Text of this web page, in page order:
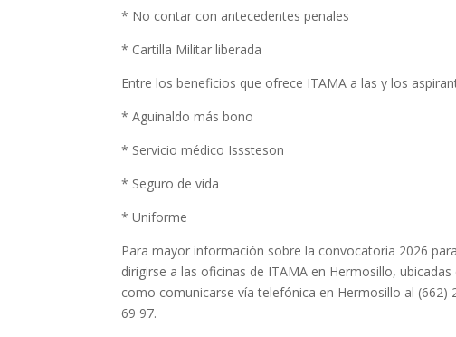
* No contar con antecedentes penales
* Cartilla Militar liberada
Entre los beneficios que ofrece ITAMA a las y los
* Aguinaldo más bono
* Servicio médico Isssteson
* Seguro de vida
* Uniforme
Para mayor información sobre la convocatoria 2026
dirigirse a las oficinas de ITAMA en Hermosillo,
como comunicarse vía telefónica en Hermosillo al (662)
69 97.